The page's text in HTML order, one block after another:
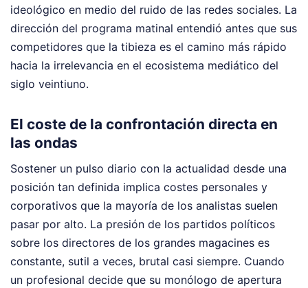
ideológico en medio del ruido de las redes sociales. La
dirección del programa matinal entendió antes que sus
competidores que la tibieza es el camino más rápido
hacia la irrelevancia en el ecosistema mediático del
siglo veintiuno.
El coste de la confrontación directa en
las ondas
Sostener un pulso diario con la actualidad desde una
posición tan definida implica costes personales y
corporativos que la mayoría de los analistas suelen
pasar por alto. La presión de los partidos políticos
sobre los directores de los grandes magacines es
constante, sutil a veces, brutal casi siempre. Cuando
un profesional decide que su monólogo de apertura